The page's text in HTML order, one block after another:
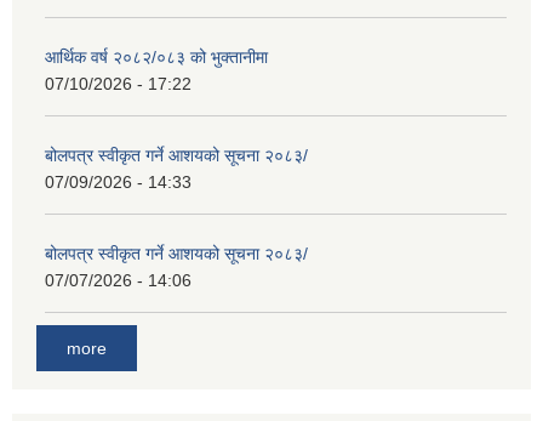
आर्थिक वर्ष २०८२/०८३ को भुक्तानीमा
07/10/2026 - 17:22
बोलपत्र स्वीकृत गर्ने आशयको सूचना २०८३/
07/09/2026 - 14:33
बोलपत्र स्वीकृत गर्ने आशयको सूचना २०८३/
07/07/2026 - 14:06
more